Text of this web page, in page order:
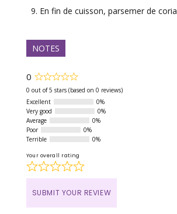
En fin de cuisson, parsemer de
NOTES
0 Rated
0
of
5
0 out of 5 stars (based on 0 reviews)
Excellent
0%
Very good
0%
Average
0%
Poor
0%
Terrible
0%
Your overall rating
SUBMIT YOUR REVIEW